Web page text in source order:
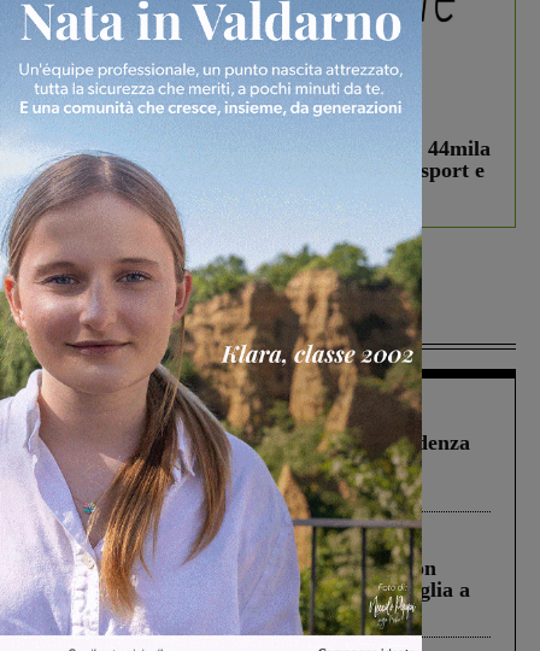
In vetrina 3 Agosto 2026
Estra Notizie agosto: Smart Cities, oltre 44mila
studenti coinvolti, torna il bando per lo sport e
debutta il podcast Estrair
Più lette
Figline Incisa Valdarno 1 Agosto 2026
Piscina di Figline finanziata oltre la scadenza
Pnrr, il gruppo di Fratelli d’Italia: “Un
ringraziamento al Governo”
Cronaca 3 Agosto 2026
Scomparso da una struttura di Castiglion
Fiorentino l’uomo che aveva ucciso la figlia a
Levane nel 2020